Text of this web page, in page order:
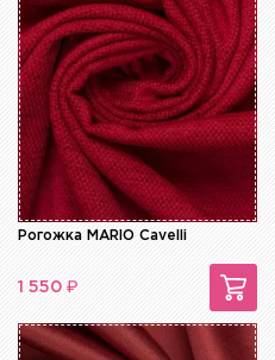
Рогожка MARIO Cavelli
1 550 ₽